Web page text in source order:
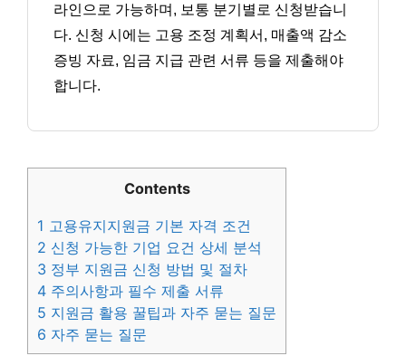
라인으로 가능하며, 보통 분기별로 신청받습니
다. 신청 시에는 고용 조정 계획서, 매출액 감소
증빙 자료, 임금 지급 관련 서류 등을 제출해야
합니다.
Contents
1 고용유지지원금 기본 자격 조건
2 신청 가능한 기업 요건 상세 분석
3 정부 지원금 신청 방법 및 절차
4 주의사항과 필수 제출 서류
5 지원금 활용 꿀팁과 자주 묻는 질문
6 자주 묻는 질문